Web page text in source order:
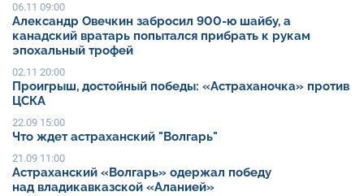
06.11 09:00
Александр Овечкин забросил 900-ю шайбу, а
канадский вратарь попытался прибрать к рукам
эпохальный трофей
02.11 20:00
Проигрыш, достойный победы: «Астраханочка» против
ЦСКА
22.09 15:00
Что ждет астраханский "Волгарь"
21.09 11:00
Астраханский «Волгарь» одержал победу
над владикавказской «Аланией»